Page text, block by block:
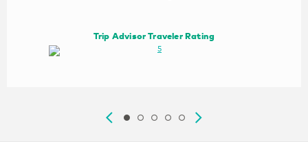
Trip Advisor Traveler Rating